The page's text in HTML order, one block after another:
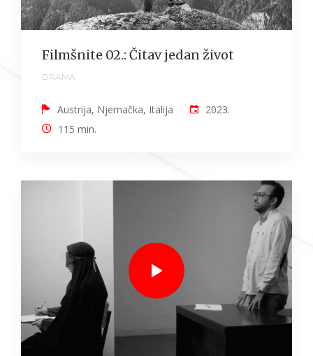
Filmšnite 02.: Čitav jedan život
DRAMA
Austrija, Njemačka, Italija
2023.
115 min.